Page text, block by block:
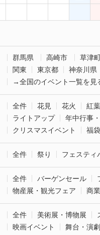
群馬県 高崎市
草津
関東
東京都
神奈川県
→全国のイベント一覧を見
全件 花見 花火
紅葉
ライトアップ
年中行事
クリスマスイベント
福
全件 祭り フェスティ
全件 バーゲンセール
物産展・観光フェア
商
全件 美術展・博物展
映画イベント
舞台・演劇